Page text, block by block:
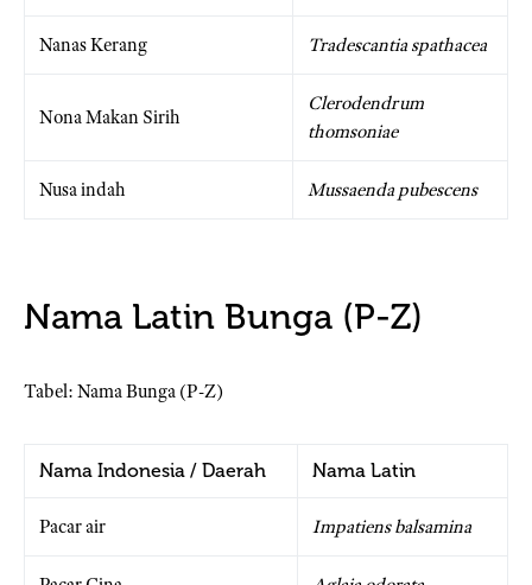
Nanas Kerang Tradescantia spathacea
Nona Makan Sirih
Clerodendrum
thomsoniae
Nusa indah Mussaenda pubescens
Nama Latin Bunga (P-Z)
Tabel: Nama Bunga (P-Z)
Nama Indonesia / Daerah Nama Latin
Pacar air Impatiens balsamina